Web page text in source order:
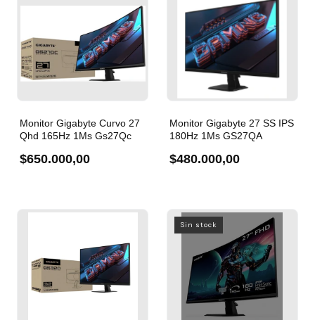
Monitor Gigabyte Curvo 27
Qhd 165Hz 1Ms Gs27Qc
$650.000,00
Monitor Gigabyte 27 SS IPS
180Hz 1Ms GS27QA
$480.000,00
Sin stock